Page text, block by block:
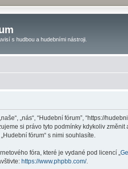
s hudbou a hudebními nástroji.
„nás“, “Hudební fórum”, “https://
si právo tyto podmínky kdykoliv
fórum“ s nimi souhlasíte.
fóra, které je vydané pod licencí „
https://www.phpbb.com/.